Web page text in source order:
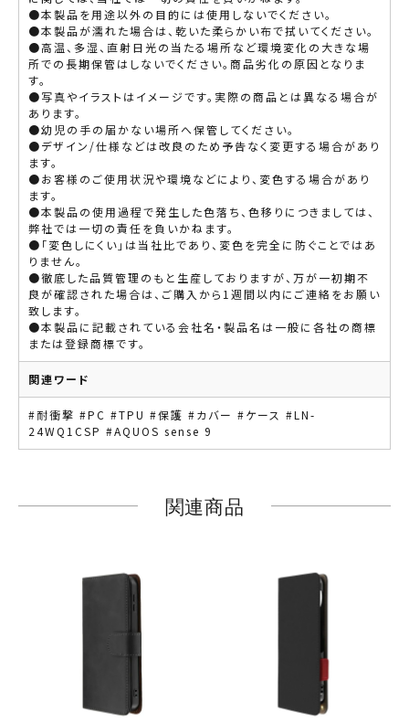
●本製品を用途以外の目的には使用しないでください。
●本製品が濡れた場合は、乾いた柔らかい布で拭いてください。
●高温、多湿、直射日光の当たる場所など環境変化の大きな場
所での長期保管はしないでください。商品劣化の原因となりま
す。
●写真やイラストはイメージです。実際の商品とは異なる場合が
あります。
●幼児の手の届かない場所へ保管してください。
●デザイン/仕様などは改良のため予告なく変更する場合があり
ます。
●お客様のご使用状況や環境などにより、変色する場合があり
ます。
●本製品の使用過程で発生した色落ち、色移りにつきましては、
弊社では一切の責任を負いかねます。
●「変色しにくい」は当社比であり、変色を完全に防ぐことではあ
りません。
●徹底した品質管理のもと生産しておりますが、万が一初期不
良が確認された場合は、ご購入から1週間以内にご連絡をお願い
致します。
●本製品に記載されている会社名・製品名は一般に各社の商標
または登録商標です。
関連ワード
#耐衝撃 #PC #TPU #保護 #カバー #ケース #LN-
24WQ1CSP #AQUOS sense 9
関連商品